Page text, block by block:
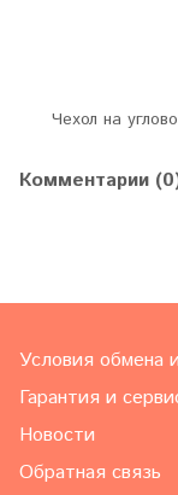
Чехол на
Комментарии
Условия обмена
Гарантия и
Новости
Обратная связь